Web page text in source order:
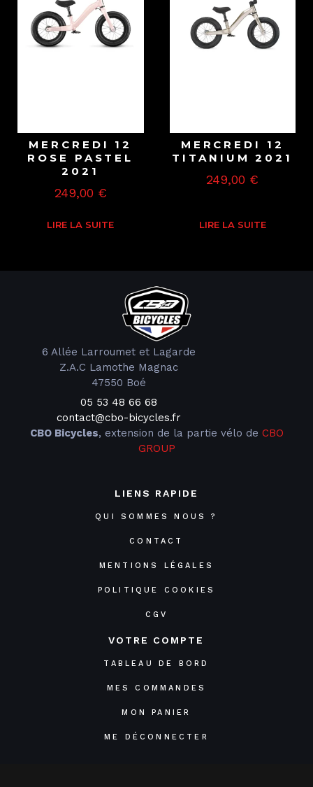
MERCREDI 12
ROSE PASTEL
2021
249,00 €
LIRE LA SUITE
MERCREDI 12
TITANIUM 2021
249,00 €
LIRE LA SUITE
6 Allée Larroumet et Lagarde
Z.A.C Lamothe Magnac
47550 Boé
05 53 48 66 68
contact@cbo-bicycles.fr
CBO Bicycles, extension de la partie vélo de CBO
GROUP
LIENS RAPIDE
QUI SOMMES NOUS ?
CONTACT
MENTIONS LÉGALES
POLITIQUE COOKIES
CGV
VOTRE COMPTE
TABLEAU DE BORD
MES COMMANDES
MON PANIER
ME DÉCONNECTER